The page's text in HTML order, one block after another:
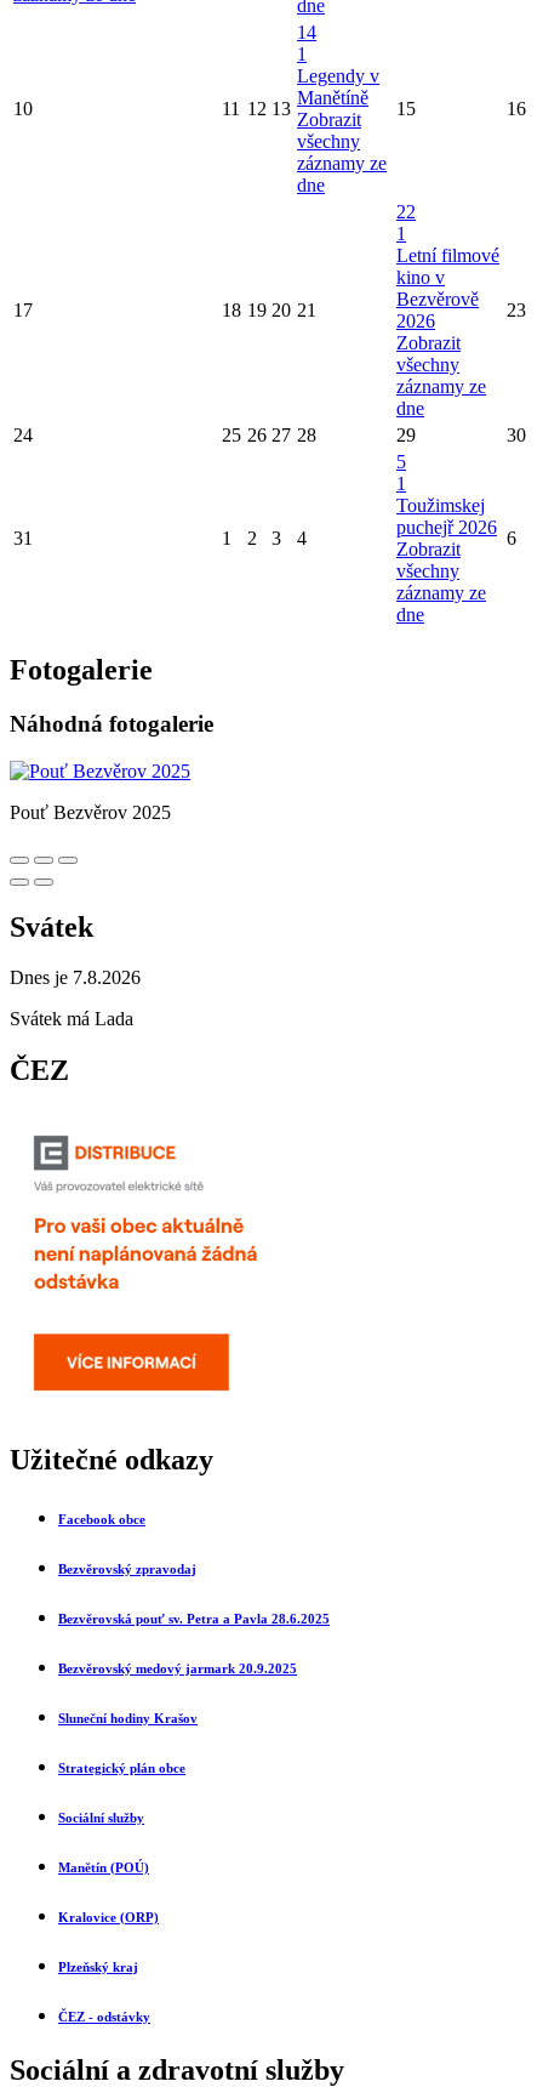
dne
10 11 12 13
14
1
Legendy v
Manětíně
Zobrazit
všechny
záznamy ze
dne
15 16
17 18 19 20 21
22
1
Letní filmové
kino v
Bezvěrově
2026
Zobrazit
všechny
záznamy ze
dne
23
24 25 26 27 28 29 30
31 1 2 3 4
5
1
Toužimskej
puchejř 2026
Zobrazit
všechny
záznamy ze
dne
6
Fotogalerie
Náhodná fotogalerie
Pouť Bezvěrov 2025
Svátek
Dnes je 7.8.2026
Svátek má Lada
ČEZ
Užitečné odkazy
Facebook obce
Bezvěrovský zpravodaj
Bezvěrovská pouť sv. Petra a Pavla 28.6.2025
Bezvěrovský medový jarmark 20.9.2025
Sluneční hodiny Krašov
Strategický plán obce
Sociální služby
Manětín (POÚ)
Kralovice (ORP)
Plzeňský kraj
ČEZ - odstávky
Sociální a zdravotní služby